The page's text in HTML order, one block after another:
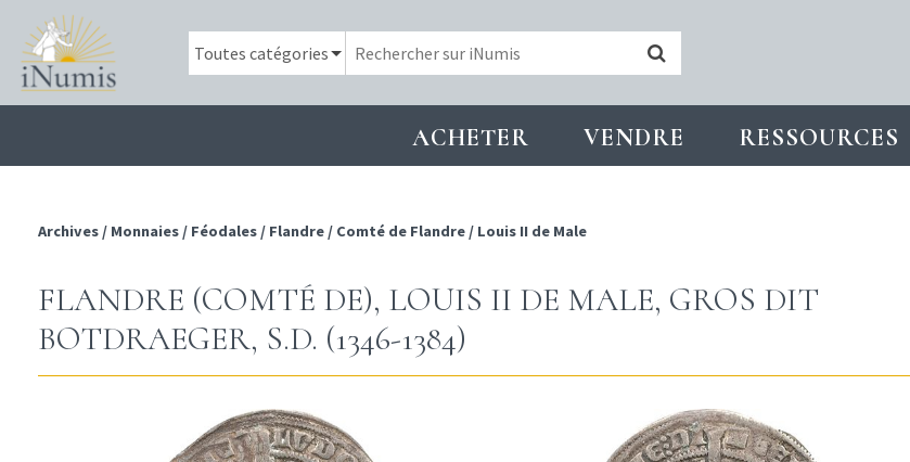
ACHETER VENDRE RESSOURCES
Archives / Monnaies / Féodales / Flandre / Comté de Flandre / Louis II de Male
FLANDRE (COMTÉ DE), LOUIS II DE MALE, GROS DIT
BOTDRAEGER, S.D. (1346-1384)